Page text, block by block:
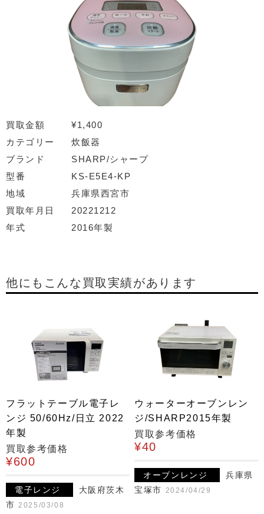
買取金額
¥1,400
カテゴリー
炊飯器
ブランド
SHARP/シャープ
型番
KS-E5E4-KP
地域
兵庫県西宮市
買取年月日
20221212
年式
2016年製
他にもこんな買取実績があります
フラットテーブル電子レ
ンジ 50/60Hz/日立 2022
年製
買取参考価格
¥600
電子レンジ
大阪府茨木
市 2025/03/08
ウォーターオーブンレン
ジ/SHARP2015年製
買取参考価格
¥40
オーブンレンジ
兵庫県
宝塚市
2024/04/29